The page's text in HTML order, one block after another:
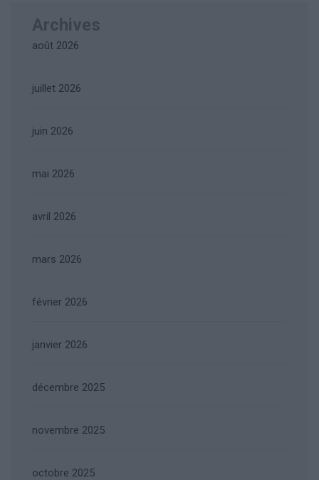
Archives
août 2026
juillet 2026
juin 2026
mai 2026
avril 2026
mars 2026
février 2026
janvier 2026
décembre 2025
novembre 2025
octobre 2025